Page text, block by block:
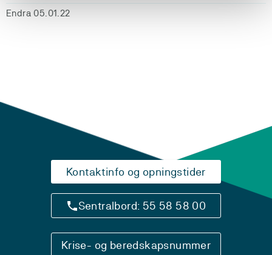
Endra 05.01.22
Kontaktinfo og opningstider
Sentralbord: 55 58 58 00
Krise- og beredskapsnummer